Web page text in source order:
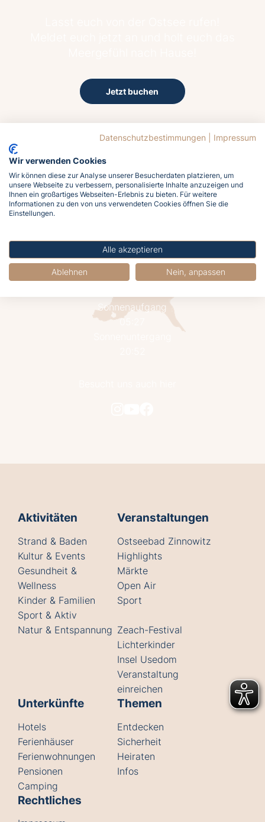
Jetzt buchen
15.6°C
Klarer Himmel
Luftfeuchtigkeit
82%
Luftdruck
Sonnenaufgang
05:27
Aktivitäten
Strand & Baden
Kultur & Events
Gesundheit &
Wellness
Kinder & Familien
Sport & Aktiv
Natur & Entspannung
Veranstaltungen
Ostseebad Zinnowitz
Highlights
Märkte
Open Air
Sport
Zeach-Festival
Lichterkinder
Insel Usedom
Veranstaltung
einreichen
Unterkünfte
Hotels
Ferienhäuser
Ferienwohnungen
Pensionen
Camping
Themen
Entdecken
Sicherheit
Heiraten
Infos
Rechtliches
Datenschutzbestimmungen Impressum
Wir verwenden Cookies
Wir können diese zur Analyse unserer Besucherdaten platzieren, um
unsere Webseite zu verbessern, personalisierte Inhalte anzuzeigen und
Ihnen ein großartiges Webseiten-Erlebnis zu bieten. Für weitere
Informationen zu den von uns verwendeten Cookies öffnen Sie die
Einstellungen.
Alle akzeptieren
Ablehnen Nein, anpassen